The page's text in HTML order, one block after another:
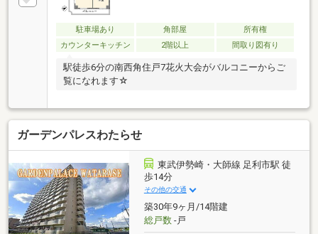
駐車場あり 角部屋
所有権
カウンターキッチン
2階以上 間取り図有り
駅徒歩6分の南西角住戸7花火大会がバルコニーからご
覧になれます☆
ガーデンパレスわたらせ
東武伊勢崎・大師線 足利市駅 徒
歩14分
その他の交通
築30年9ヶ月/14階建
総戸数-戸